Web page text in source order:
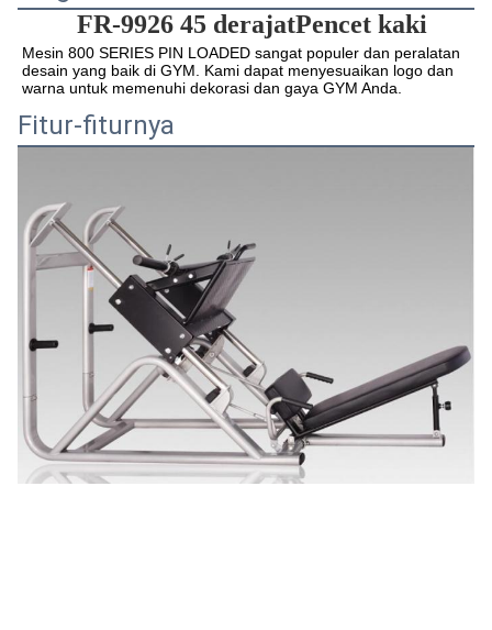
FR-9926 45 derajatPencet kaki
Mesin 800 SERIES PIN LOADED sangat populer dan peralatan
desain yang baik di GYM. Kami dapat menyesuaikan logo dan
warna untuk memenuhi dekorasi dan gaya GYM Anda.
Fitur-fiturnya